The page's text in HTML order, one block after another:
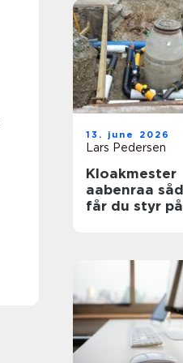
13. june 2026
Lars Pedersen
Kloakmester
aabenraa sådan
får du styr på